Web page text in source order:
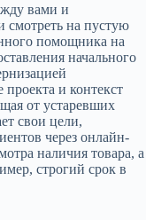
вами и
смотреть на пустую
помощника на
начального
проекта и контекст
от устаревших
свои цели,
через онлайн-
наличия товара, а
строгий срок в